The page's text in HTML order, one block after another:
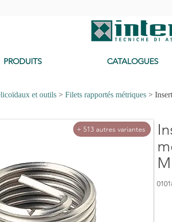
PRODUITS CATALOGUES
et outils > Filets rapportés métriques >
+ 513 autres variantes